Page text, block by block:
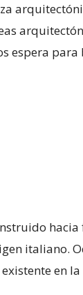
espera
hacia
italiano.
en